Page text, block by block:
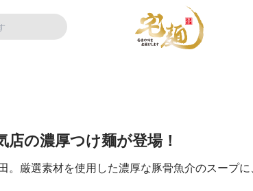
の濃厚つけ麺が登場！
。厳選素材を使用した濃厚な豚骨魚介のスープ